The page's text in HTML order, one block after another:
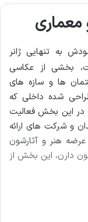
معماری
به تنهایی ژانر
بخشی از عکاسی
ها و سازه های
شده داخلی که
در این بخش فعالیت
و شرکت های ارائه
هنر و آثارشون
دارن، این بخش از